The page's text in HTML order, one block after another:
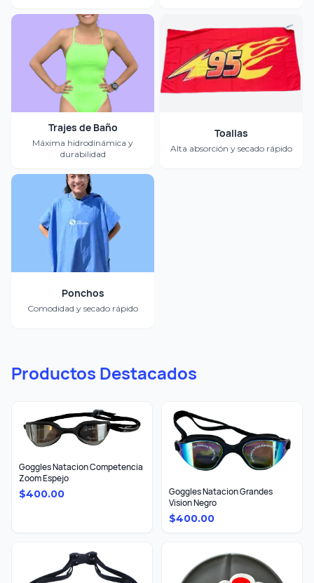
Trajes de Baño
Máxima hidrodinámica y
durabilidad
Toallas
Alta absorción y secado rápido
Ponchos
Comodidad y secado rápido
Productos Destacados
Goggles Natacion Competencia
Zoom Espejo
$400.00
Goggles Natacion Grandes
Vision Negro
$400.00